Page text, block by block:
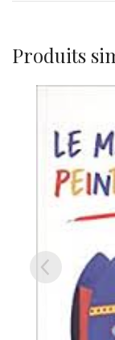
Produits